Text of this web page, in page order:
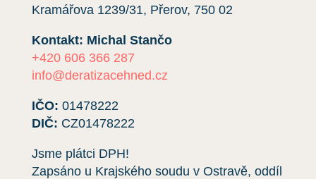
Kramářova 1239/31, Přerov, 750 02
Kontakt: Michal Stančo
+420 606 366 287
info@deratizacehned.cz
IČO: 01478222
DIČ: CZ01478222
Jsme plátci DPH!
Zapsáno u Krajského soudu v Ostravě, oddíl